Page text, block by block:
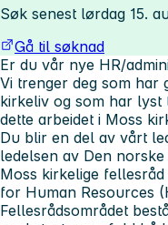
Søk senest lørdag 15.
Gå til søknad
Er du vår nye HR/
Vi trenger deg som har
kirkeliv og som har
dette arbeidet i Moss
Du blir en del av vårt
ledelsen av Den
Moss kirkelige
for Human Resources
Fellesrådsområdet